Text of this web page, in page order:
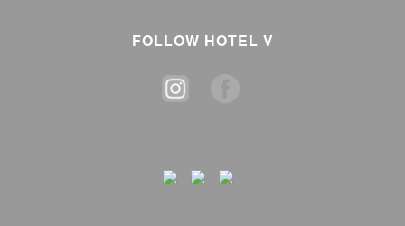
FOLLOW HOTEL V